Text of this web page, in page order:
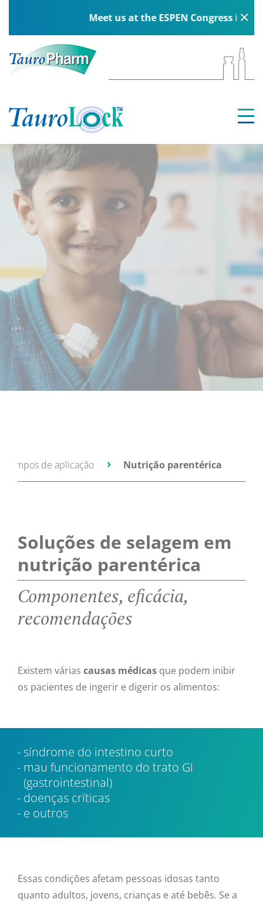
Meet us at the ESPEN Congress in Berlin,
Campos de aplicação Nutrição parentérica
Soluções de selagem em
nutrição parentérica
Componentes, eficácia,
recomendações
Existem várias causas médicas que podem inibir
os pacientes de ingerir e digerir os alimentos:
síndrome do intestino curto
mau funcionamento do trato GI
(gastrointestinal)
doenças críticas
e outros
Essas condições afetam pessoas idosas tanto
quanto adultos, jovens, crianças e até bebês. Se a